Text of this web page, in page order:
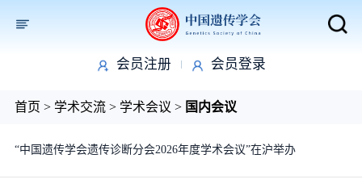
会员注册 会员登录
首页 > 学术交流> 学术会议 > 国内会议
“中国遗传学会遗传诊断分会2026年度学术会议”在沪举办